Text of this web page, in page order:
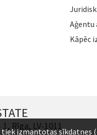
Aģentu
Kāpēc
Rīga, LV-1011
izmantotas